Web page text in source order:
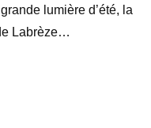
lumière d’été, la
Labrèze…